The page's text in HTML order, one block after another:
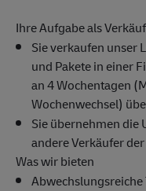
Ihre Aufgabe als
Sie verkaufen unser
und Pakete in einer
an 4 Wochentagen
Wochenwechsel)
Sie übernehmen
andere Verkäufer
Was wir bieten